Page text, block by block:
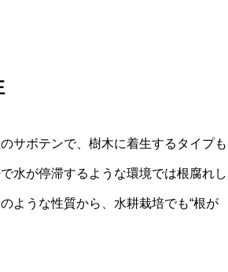
サボテンで、樹木に着生するタイプも
水が停滞するような環境では根腐れし
ような性質から、水耕栽培でも“根が